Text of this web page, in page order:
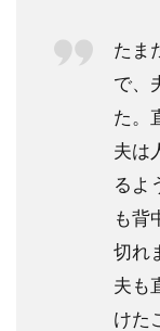
たま
で、
た。
夫は
るよ
も背
切れ
夫も
けた